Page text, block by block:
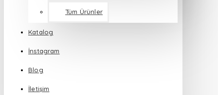
Tüm Ürünler
Katalog
İnstagram
Blog
İletişim